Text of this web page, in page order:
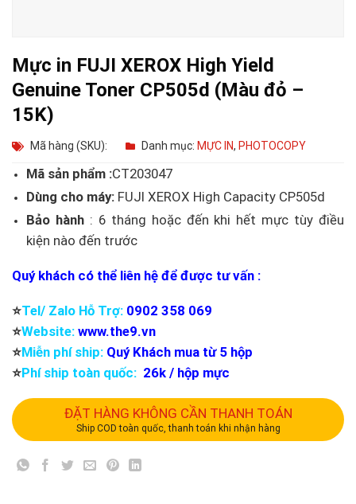
Mực in FUJI XEROX High Yield
Genuine Toner CP505d (Màu đỏ –
15K)
Mã hàng (SKU): Danh mục: MỰC IN, PHOTOCOPY
Mã sản phẩm :CT203047
Dùng cho máy: FUJI XEROX High Capacity CP505d
Bảo hành : 6 tháng hoặc đến khi hết mực tùy điều
kiện nào đến trước
Quý khách có thể liên hệ để được tư vấn :
⭐️Tel/ Zalo Hỗ Trợ: 0902 358 069
⭐️Website: www.the9.vn
⭐️Miễn phí ship: Quý Khách mua từ 5 hộp
⭐️Phí ship toàn quốc: 26k / hộp mực
ĐẶT HÀNG KHÔNG CẦN THANH TOÁN
Ship COD toàn quốc, thanh toán khi nhận hàng